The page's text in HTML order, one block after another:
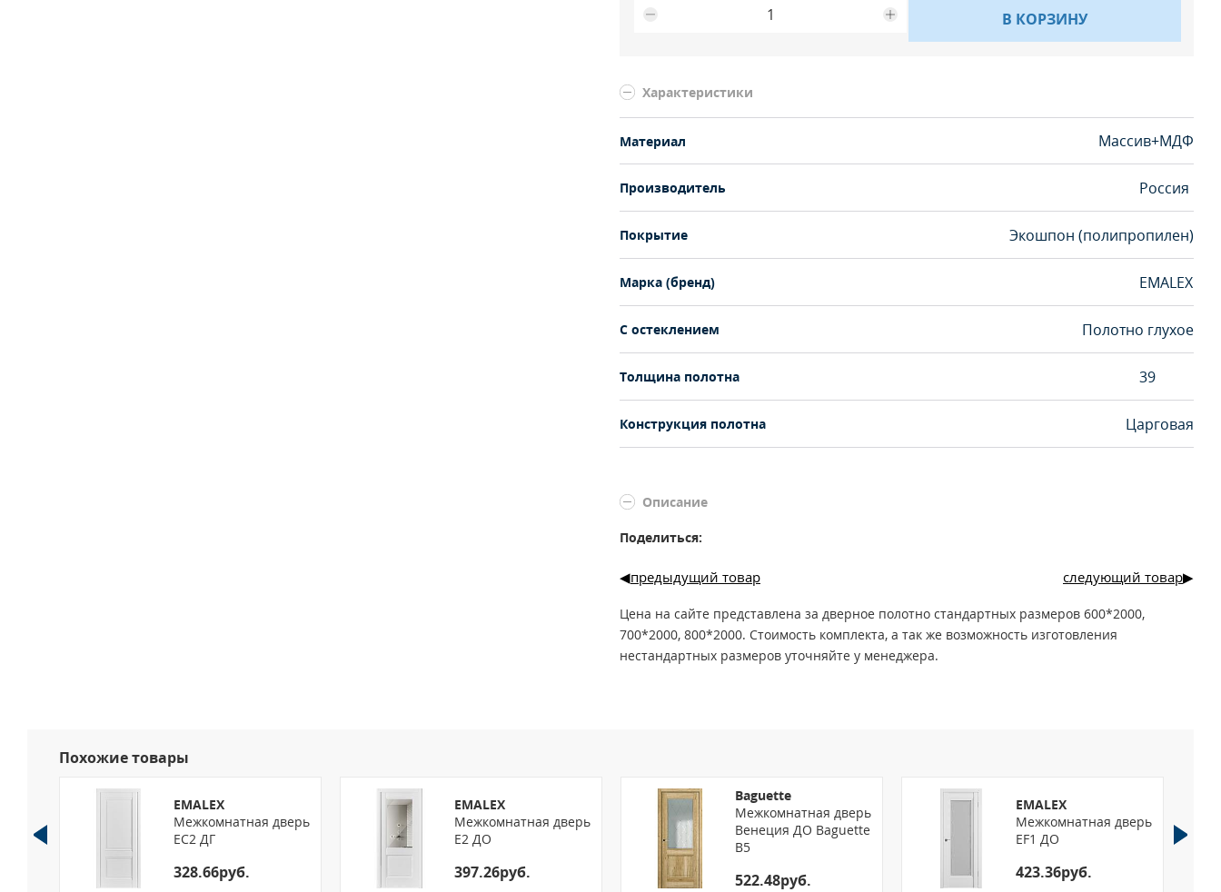
В КОРЗИНУ
Характеристики
Материал Массив+МДФ
Производитель Россия
Покрытие Экошпон (полипропилен)
Марка (бренд) EMALEX
С остеклением Полотно глухое
Толщина полотна 39
Конструкция полотна Царговая
Описание
Поделиться:
предыдущий товар следующий товар
Цена на сайте представлена за дверное полотно стандартных размеров 600*2000,
700*2000, 800*2000. Стоимость комплекта, а так же возможность изготовления
нестандартных размеров уточняйте у менеджера.
Похожие товары
EMALEX
Межкомнатная дверь
EC2 ДГ
328.66руб.
EMALEX
Межкомнатная дверь
E2 ДО
397.26руб.
Baguette
Межкомнатная дверь
Венеция ДО Baguette
B5
522.48руб.
EMALEX
Межкомнатная дверь
EF1 ДО
423.36руб.